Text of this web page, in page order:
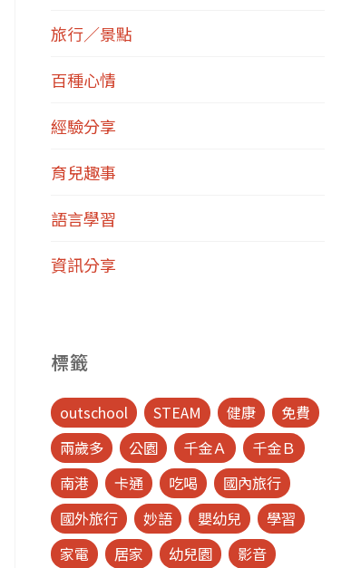
旅行／景點
百種心情
經驗分享
育兒趣事
語言學習
資訊分享
標籤
outschool STEAM 健康
免費
兩歲多
公園 千金Ａ
千金Ｂ
南港
卡通 吃喝
國內旅行
國外旅行
妙語 嬰幼兒
學習
家電
居家 幼兒園
影音